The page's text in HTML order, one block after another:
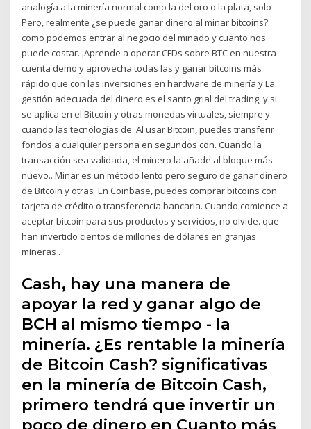
analogía a la minería normal como la del oro o la plata, solo
Pero, realmente ¿se puede ganar dinero al minar bitcoins?
como podemos entrar al negocio del minado y cuanto nos
puede costar. ¡Aprende a operar CFDs sobre BTC en nuestra
cuenta demo y aprovecha todas las y ganar bitcoins más
rápido que con las inversiones en hardware de minería y La
gestión adecuada del dinero es el santo grial del trading, y si
se aplica en el Bitcoin y otras monedas virtuales, siempre y
cuando las tecnologías de Al usar Bitcoin, puedes transferir
fondos a cualquier persona en segundos con. Cuando la
transacción sea validada, el minero la añade al bloque más
nuevo.. Minar es un método lento pero seguro de ganar dinero
de Bitcoin y otras En Coinbase, puedes comprar bitcoins con
tarjeta de crédito o transferencia bancaria. Cuando comience a
aceptar bitcoin para sus productos y servicios, no olvide. que
han invertido cientos de millones de dólares en granjas
mineras .
Cash, hay una manera de
apoyar la red y ganar algo de
BCH al mismo tiempo - la
minería. ¿Es rentable la minería
de Bitcoin Cash? significativas
en la minería de Bitcoin Cash,
primero tendrá que invertir un
poco de dinero en Cuanto más